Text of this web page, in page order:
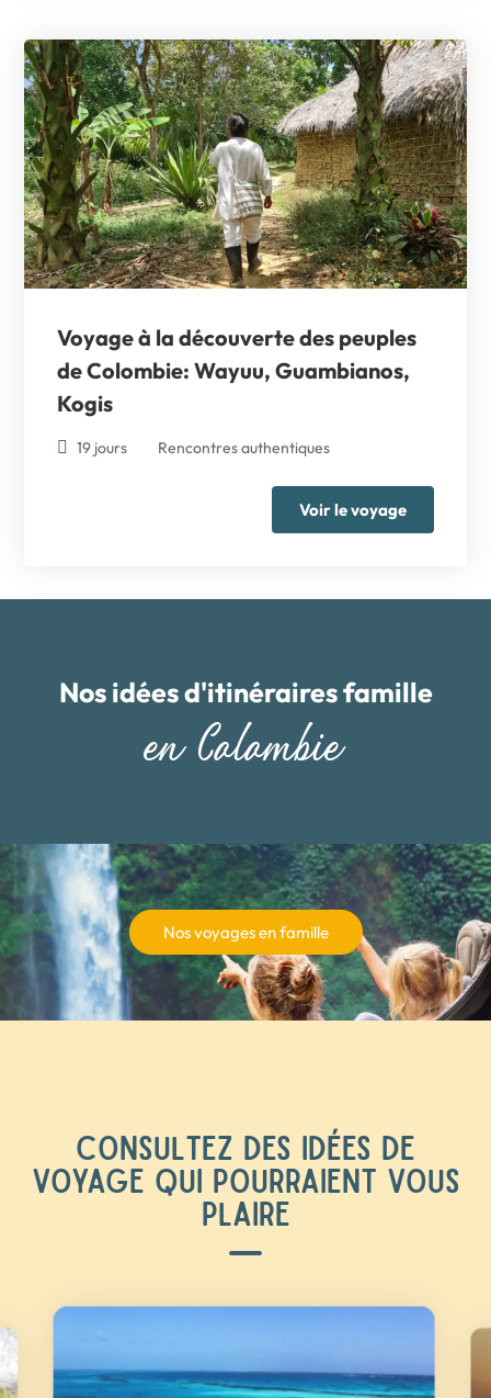
Voyage à la découverte des peuples
de Colombie: Wayuu, Guambianos,
Kogis
19 jours Rencontres authentiques
Voir le voyage
Nos idées d'itinéraires famille
en Colombie
Nos voyages en famille
CONSULTEZ DES IDÉES DE
VOYAGE QUI POURRAIENT VOUS
PLAIRE